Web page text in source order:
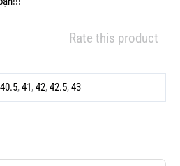
Rate this product
40.5,41 ,42,42.5,43